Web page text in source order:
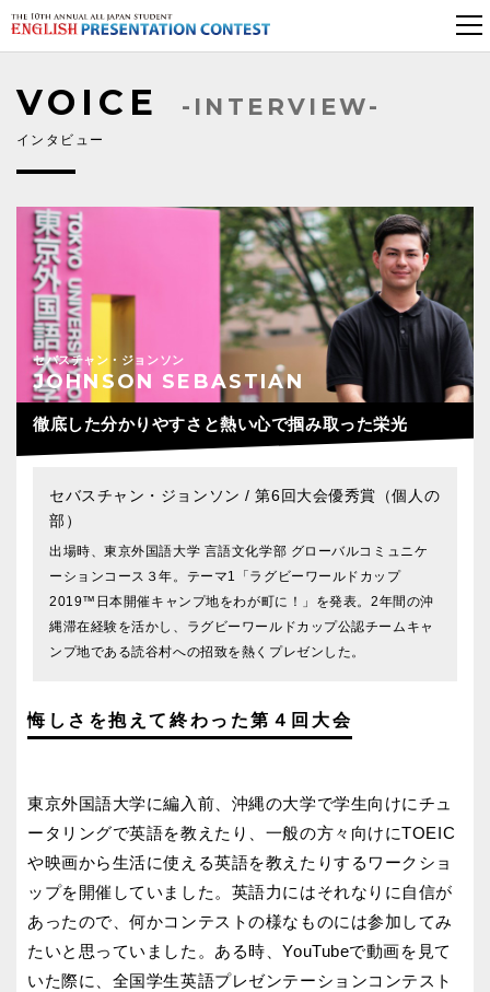
VOICE -INTERVIEW-
インタビュー
セバスチャン・ジョンソン
JOHNSON SEBASTIAN
徹底した分かりやすさと熱い心で掴み取った栄光
セバスチャン・ジョンソン / 第6回大会優秀賞（個人の
部）
出場時、東京外国語大学 言語文化学部 グローバルコミュニケ
ーションコース３年。テーマ1「ラグビーワールドカップ
2019™日本開催キャンプ地をわが町に！」を発表。2年間の沖
縄滞在経験を活かし、ラグビーワールドカップ公認チームキャ
ンプ地である読谷村への招致を熱くプレゼンした。
悔しさを抱えて終わった第４回大会
東京外国語大学に編入前、沖縄の大学で学生向けにチュ
ータリングで英語を教えたり、一般の方々向けにTOEIC
や映画から生活に使える英語を教えたりするワークショ
ップを開催していました。英語力にはそれなりに自信が
あったので、何かコンテストの様なものには参加してみ
たいと思っていました。ある時、YouTubeで動画を見て
いた際に、全国学生英語プレゼンテーションコンテスト